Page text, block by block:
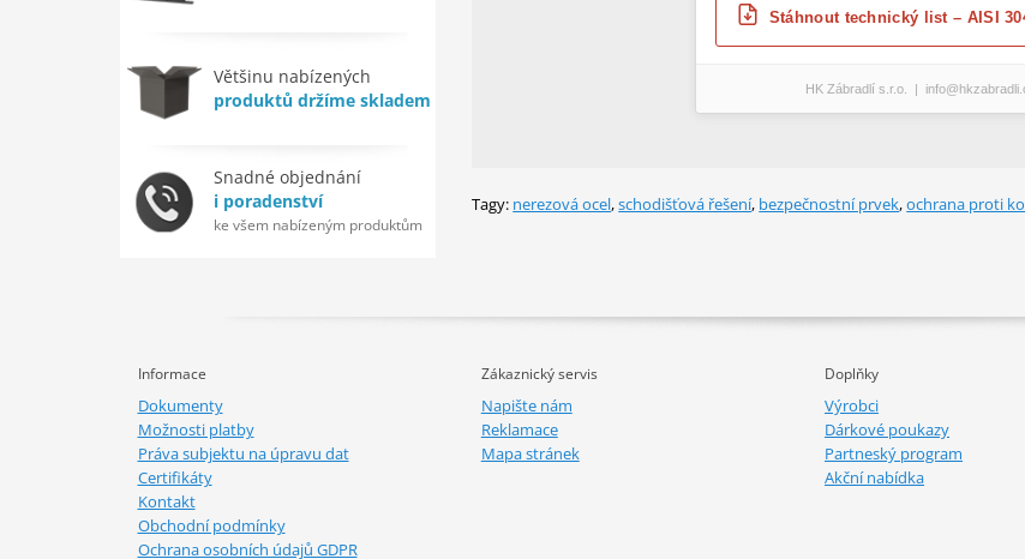
Většinu nabízených
produktů držíme skladem
Snadné objednání
i poradenství
ke všem nabízeným produktům
Stáhnout technický list – AISI
HK Zábradlí s.r.o. |
Tagy: nerezová ocel,schodišťová řešení, bezpečnostní prvek,ochrana proti
Informace
Dokumenty
Možnosti platby
Práva subjektu na úpravu dat
Certifikáty
Kontakt
Obchodní podmínky
Ochrana osobních údajů GDPR
Zákaznický servis
Napište nám
Reklamace
Mapa stránek
Doplňky
Výrobci
Dárkové poukazy
Partneský program
Akční nabídka